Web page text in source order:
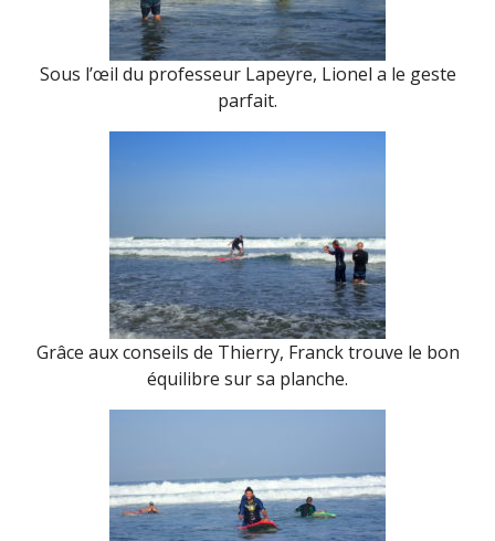
Sous l’œil du professeur Lapeyre, Lionel a le geste
parfait.
Grâce aux conseils de Thierry, Franck trouve le bon
équilibre sur sa planche.